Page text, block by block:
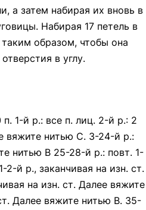
а затем набирая их вновь в
Набирая 17 петель в
образом, чтобы она
в углу.
1-й р.: все п. лиц. 2-й р.: 2
вяжите нитью С. 3-24-й р.:
нитью В 25-28-й р.: повт. 1-
й р., заканчивая на изн. ст.
на изн. ст. Далее вяжите
Далее вяжите нитью В. 35-